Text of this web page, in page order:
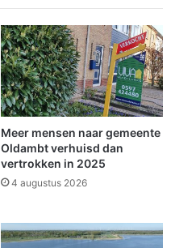
Meer mensen naar gemeente
Oldambt verhuisd dan
vertrokken in 2025
4 augustus 2026